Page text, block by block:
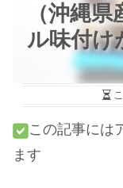
（沖縄
ル味付け
この記事には
ます